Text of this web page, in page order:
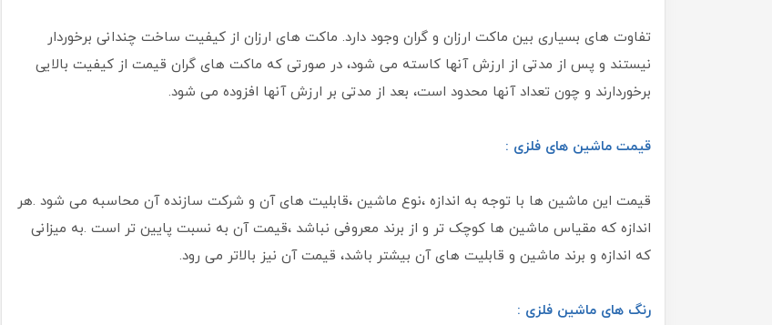
تفاوت های بسیاری بین ماکت ارزان و گران وجود دارد. ماکت های ارزان از کیفیت ساخت چندانی برخوردار
نیستند و پس از مدتی از ارزش آنها کاسته می شود، در صورتی که ماکت های گران قیمت از کیفیت بالایی
برخوردارند و چون تعداد آنها محدود است، بعد از مدتی بر ارزش آنها افزوده می شود.
قیمت ماشین های فلزی :
قیمت این ماشین ها با توجه به اندازه ،نوع ماشین ،قابلیت های آن و شرکت سازنده آن محاسبه می شود .هر
اندازه که مقیاس ماشین ها کوچک تر و از برند معروفی نباشد ،قیمت آن به نسبت پایین تر است .به میزانی
که اندازه و برند ماشین و قابلیت های آن بیشتر باشد، قیمت آن نیز بالاتر می رود.
رنگ های ماشین فلزی :